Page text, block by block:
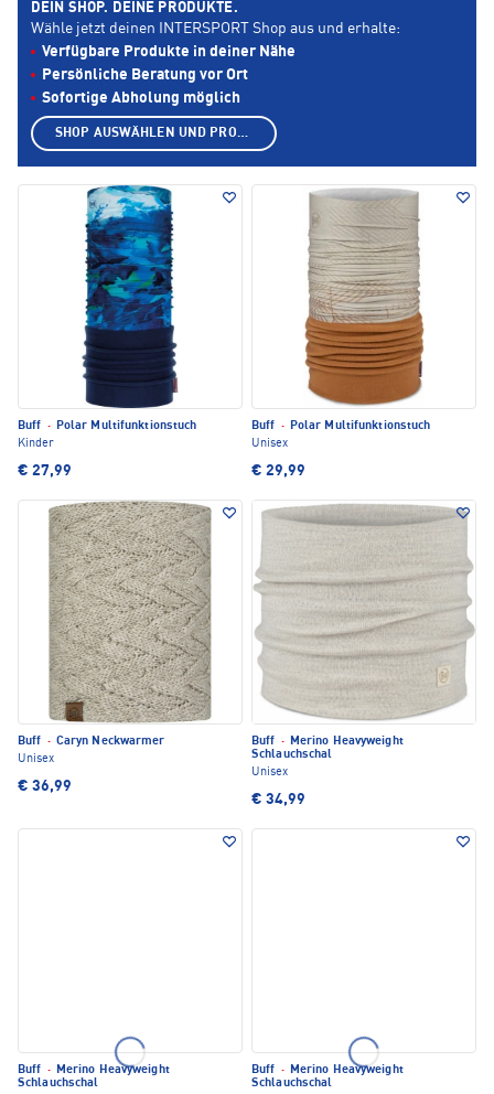
Buff · Polar Multifunktionstuch
Kinder
€ 27,99
Buff · Polar Multifunktionstuch
Unisex
€ 29,99
Buff · Caryn Neckwarmer
Unisex
€ 36,99
Buff · Merino Heavyweight
Schlauchschal
Unisex
€ 34,99
Buff · Merino Heavyweight
Schlauchschal
Buff · Merino Heavyweight
Schlauchschal
DEIN SHOP. DEINE PRODUKTE.
Wähle jetzt deinen INTERSPORT Shop aus und erhalte:
Verfügbare Produkte in deiner Nähe
Persönliche Beratung vor Ort
Sofortige Abholung möglich
SHOP AUSWÄHLEN UND PRODUKTE ANZEIGEN